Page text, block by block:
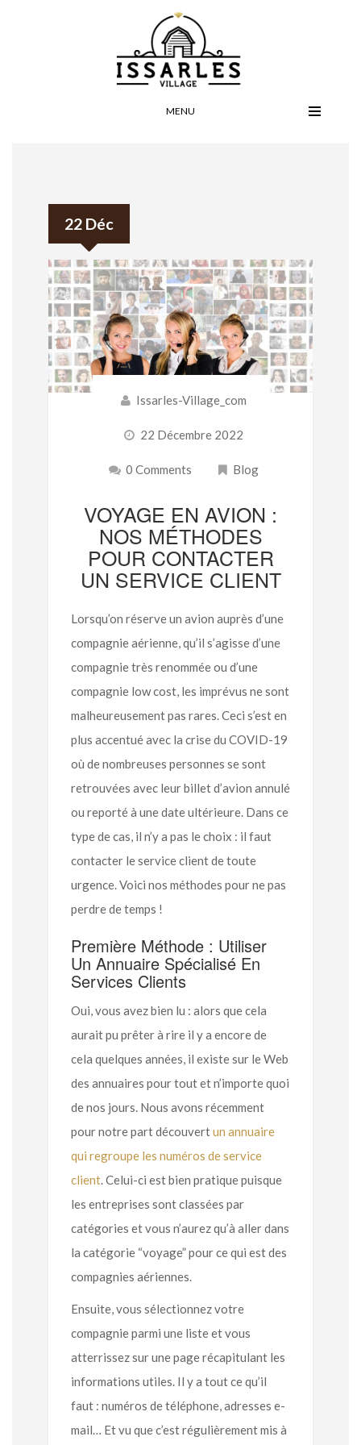
MENU
22 Déc
Issarles-Village_com
22 Décembre 2022
0 Comments Blog
VOYAGE EN AVION :
NOS MÉTHODES
POUR CONTACTER
UN SERVICE CLIENT
Lorsqu’on réserve un avion auprès d’une
compagnie aérienne, qu’il s’agisse d’une
compagnie très renommée ou d’une
compagnie low cost, les imprévus ne sont
malheureusement pas rares. Ceci s’est en
plus accentué avec la crise du COVID-19
où de nombreuses personnes se sont
retrouvées avec leur billet d’avion annulé
ou reporté à une date ultérieure. Dans ce
type de cas, il n’y a pas le choix : il faut
contacter le service client de toute
urgence. Voici nos méthodes pour ne pas
perdre de temps !
Première Méthode : Utiliser
Un Annuaire Spécialisé En
Services Clients
Oui, vous avez bien lu : alors que cela
aurait pu prêter à rire il y a encore de
cela quelques années, il existe sur le Web
des annuaires pour tout et n’importe quoi
de nos jours. Nous avons récemment
pour notre part découvertun annuaire
qui regroupe les numéros de service
client. Celui-ci est bien pratique puisque
les entreprises sont classées par
catégories et vous n’aurez qu’à aller dans
la catégorie “voyage” pour ce qui est des
compagnies aériennes.
Ensuite, vous sélectionnez votre
compagnie parmi une liste et vous
atterrissez sur une page récapitulant les
informations utiles. Il y a tout ce qu’il
faut : numéros de téléphone, adresses e-
mail… Et vu que c’est régulièrement mis à